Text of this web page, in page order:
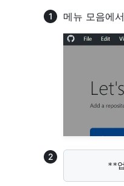
메뉴 모음에서